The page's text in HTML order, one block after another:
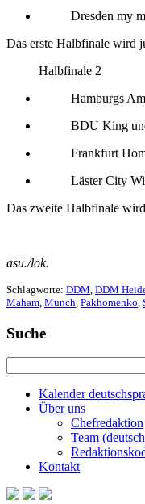
Dresden my
Das erste Halbfinale wird
Halbfinale 2
Hamburgs
BDU King
Frankfurt
Läster City
Das zweite Halbfinale
asu./lok.
Schlagworte: DDM DDM
Maham Münch Pakhomenko
Suche
Kalender
Über uns
Chefredaktion
Team
Kontakt